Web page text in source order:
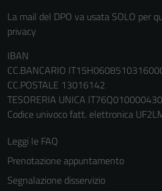
La mail del DPO va usata SOLO per
privacy
IBAN
CC.BANCARIO
CC.POSTALE 13016142
TESORERIA UNICA
Codice univoco fatt. elettronica
Leggi le FAQ
Prenotazione appuntamento
Segnalazione disservizio